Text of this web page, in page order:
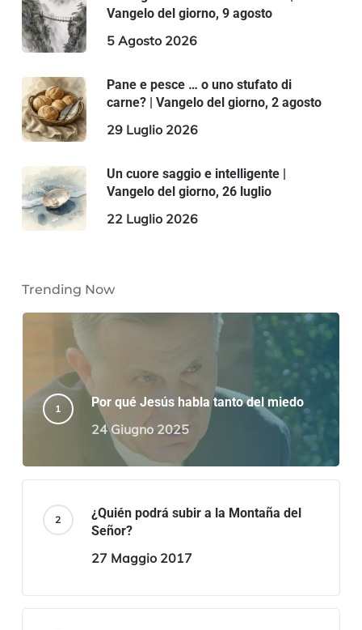
Vangelo del giorno, 9 agosto
5 Agosto 2026
Pane e pesce … o uno stufato di
carne? | Vangelo del giorno, 2 agosto
29 Luglio 2026
Un cuore saggio e intelligente |
Vangelo del giorno, 26 luglio
22 Luglio 2026
Trending Now
Por qué Jesús habla tanto del miedo
24 Giugno 2025
¿Quién podrá subir a la Montaña del
Señor?
27 Maggio 2017